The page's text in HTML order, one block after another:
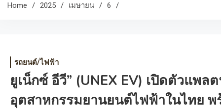
Home 2025 เมษายน 6
รถยนต์/ไฟฟ้า
ยูเน็กซ์ อีวี” (UNEX EV) เปิดตัวแพ
อุตสาหกรรมยานยนต์ไฟฟ้าในไทย